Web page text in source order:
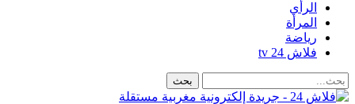
الرأي
المرأة
رياضة
فلاش 24 tv